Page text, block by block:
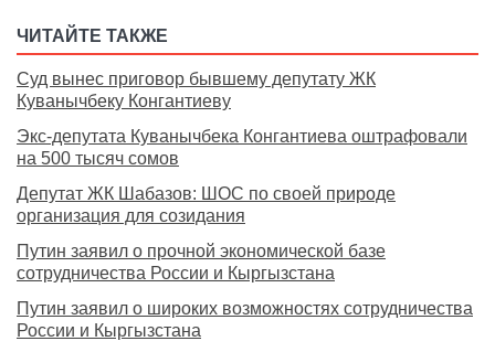
ЧИТАЙТЕ ТАКЖЕ
Суд вынес приговор бывшему депутату ЖК
Куванычбеку Конгантиеву
Экс-депутата Куванычбека Конгантиева оштрафовали
на 500 тысяч сомов
Депутат ЖК Шабазов: ШОС по своей природе
организация для созидания
Путин заявил о прочной экономической базе
сотрудничества России и Кыргызстана
Путин заявил о широких возможностях сотрудничества
России и Кыргызстана